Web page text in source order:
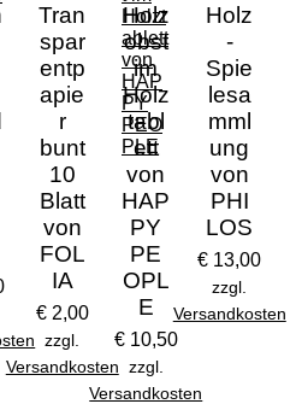
Tran
spar
entp
apie
r
bunt
10
Blatt
von
FOL
IA
€ 2,00
zzgl.
Versandkosten
Holz
obst
im
Holz
tabl
ett
von
HAP
PY
PE
OPL
E
€ 10,50
zzgl.
Versandkosten
Holz
-
Spie
lesa
mml
ung
von
PHI
LOS
€ 13,00
zzgl.
Versandkosten